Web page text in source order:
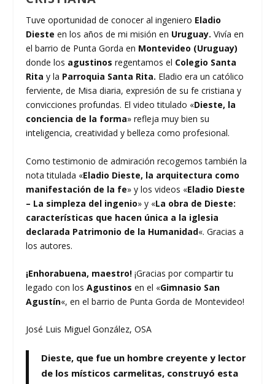
Tuve oportunidad de conocer al ingeniero Eladio
Diesteen los años de mi misión en Uruguay. Vivía en
el barrio de Punta Gorda en Montevideo (Uruguay)
donde los agustinosregentamos el Colegio Santa
Rita y la Parroquia Santa Rita. Eladio era un católico
ferviente, de Misa diaria, expresión de su fe cristiana y
convicciones profundas. El video titulado «Dieste, la
conciencia de la forma» refleja muy bien su
inteligencia, creatividad y belleza como profesional.
Como testimonio de admiración recogemos también la
nota titulada «Eladio Dieste, la arquitectura como
manifestación de la fe» y los videos «Eladio Dieste
– La simpleza del ingenio» y «La obra de Dieste:
características que hacen única a la iglesia
declarada Patrimonio de la Humanidad«. Gracias a
los autores.
¡Enhorabuena, maestro! ¡Gracias por compartir tu
legado con losAgustinos en el «Gimnasio San
Agustín«, en el barrio de Punta Gorda de Montevideo!
José Luis Miguel González, OSA
Dieste, que fue un hombre creyente y lector
de los místicos carmelitas, construyó esta